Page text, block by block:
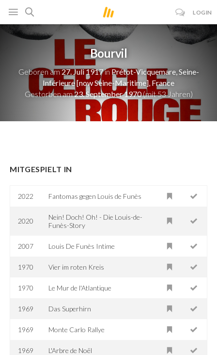
LOGIN
Bourvil
Geboren am27. Juli 1917in Prétot-Vicquemare, Seine-
Inférieure [now Seine-Maritime], France
Gestorben am23. September 1970(mit 53 Jahren)
MITGESPIELT IN
2022 Fantomas gegen Louis de Funès
2020
Nein! Doch! Oh! - Die Louis-de-
Funès-Story
2007 Louis De Funès Intime
1970 Vier im roten Kreis
1970 Le Mur de l'Atlantique
1969 Das Superhirn
1969 Monte Carlo Rallye
1969 L'Arbre de Noël